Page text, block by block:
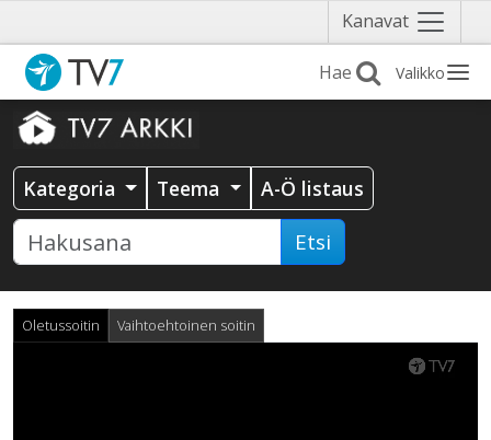
Kanavat Näytä
valikko
Valikko
Kategoria Teema A-Ö listaus
Etsi
Oletussoitin Vaihtoehtoinen soitin